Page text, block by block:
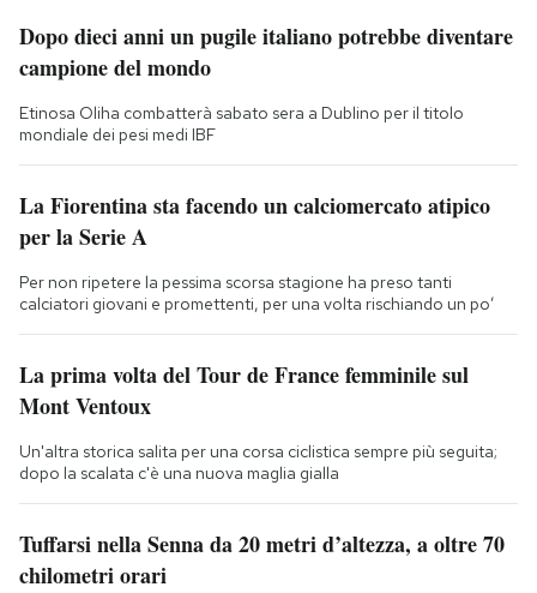
Dopo dieci anni un pugile italiano potrebbe diventare
campione del mondo
Etinosa Oliha combatterà sabato sera a Dublino per il titolo
mondiale dei pesi medi IBF
La Fiorentina sta facendo un calciomercato atipico
per la Serie A
Per non ripetere la pessima scorsa stagione ha preso tanti
calciatori giovani e promettenti, per una volta rischiando un po’
La prima volta del Tour de France femminile sul
Mont Ventoux
Un'altra storica salita per una corsa ciclistica sempre più seguita;
dopo la scalata c'è una nuova maglia gialla
Tuffarsi nella Senna da 20 metri d’altezza, a oltre 70
chilometri orari